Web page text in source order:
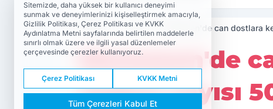
Haberler Yaşam Menemen'de can dostlara
Menemen'de
Tedavi sayısı
Sitemizde, daha yüksek bir kullanıcı deneyimi
sunmak ve deneyimlerinizi kişiselleştirmek amacıyla,
Gizlilik Politikası, Çerez Politikası ve KVKK
Aydınlatma Metni sayfalarında belirtilen maddelerle
sınırlı olmak üzere ve ilgili yasal düzenlemeler
çerçevesinde çerezler kullanıyoruz.
Çerez Politikası KVKK Metni
Tüm Çerezleri Kabul Et